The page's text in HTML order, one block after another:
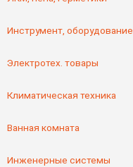
Инструмент, оборудование
Электротех. товары
Климатическая техника
Ванная комната
Инженерные системы